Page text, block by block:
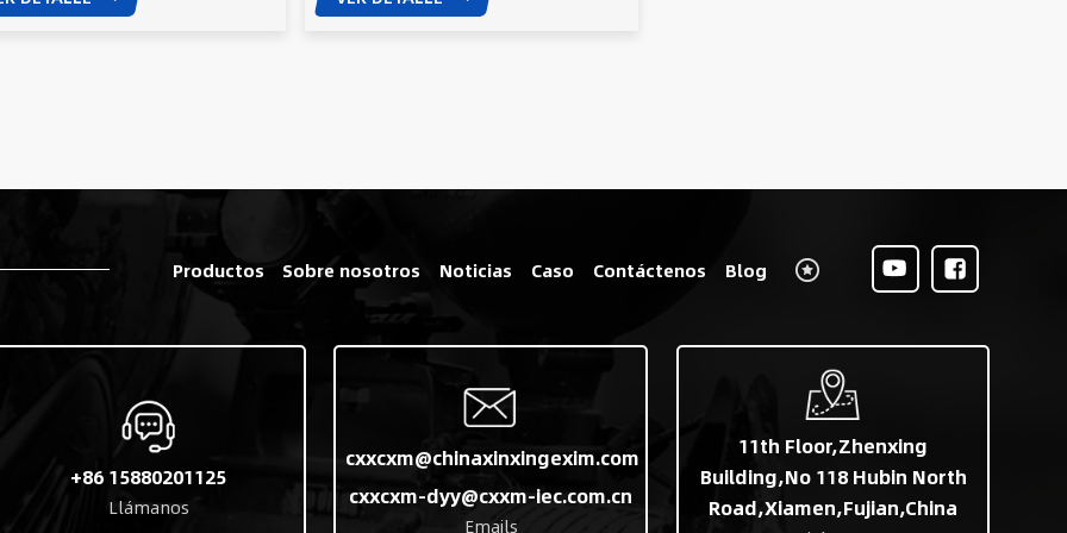
Productos Sobre nosotros Noticias Caso Contáctenos Blog
+86 15880201125
Llámanos
cxxcxm@chinaxinxingexim.com
cxxcxm-dyy@cxxm-iec.com.cn
Emails
11th Floor,Zhenxing
Building,No 118 Hubin North
Road,Xiamen,Fujian,China